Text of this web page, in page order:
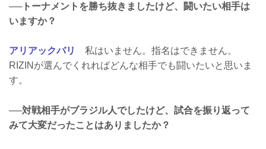
──トーナメントを勝ち抜きましたけど、闘いたい相手は
いますか？
アリアックバリ
私はいません。指名はできません。
RIZINが選んでくれればどんな相手でも闘いたいと思いま
す。
──対戦相手がブラジル人でしたけど、試合を振り返って
みて大変だったことはありましたか？